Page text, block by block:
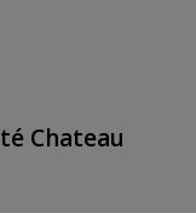
Chateau